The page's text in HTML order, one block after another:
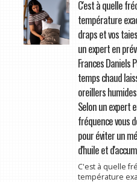
C'est à quelle
température
draps et vos
un expert en
Frances Daniels
temps chaud
oreillers
Selon un expert
fréquence vous
pour éviter un
d'huile et
C'est à quelle
température